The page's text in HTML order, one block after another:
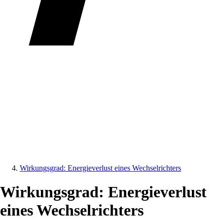
Wirkungsgrad: Energieverlust eines Wechselrichters
Wirkungsgrad: Energieverlust
eines Wechselrichters